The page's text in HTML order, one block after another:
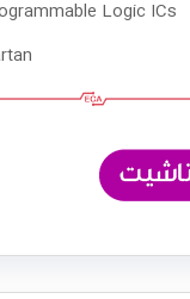
Logic ICs